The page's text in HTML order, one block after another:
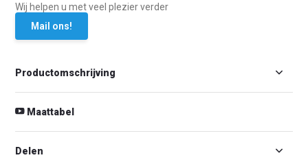
Wij helpen u met veel plezier verder
Mail ons!
Productomschrijving
Maattabel
Delen